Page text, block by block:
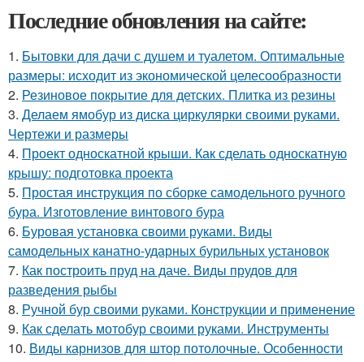
Последние обновления на сайте:
1. Бытовки для дачи с душем и туалетом. Оптимальные
размеры: исходит из экономической целесообразности
2. Резиновое покрытие для детских. Плитка из резины
3. Делаем ямобур из диска циркулярки своими руками.
Чертежи и размеры
4. Проект односкатной крыши. Как сделать односкатную
крышу: подготовка проекта
5. Простая инструкция по сборке самодельного ручного
бура. Изготовление винтового бура
6. Буровая установка своими руками. Виды
самодельных канатно-ударных бурильных установок
7. Как построить пруд на даче. Виды прудов для
разведения рыбы
8. Ручной бур своими руками. Конструкции и применение
9. Как сделать мотобур своими руками. Инструменты
10. Виды карнизов для штор потолочные. Особенности